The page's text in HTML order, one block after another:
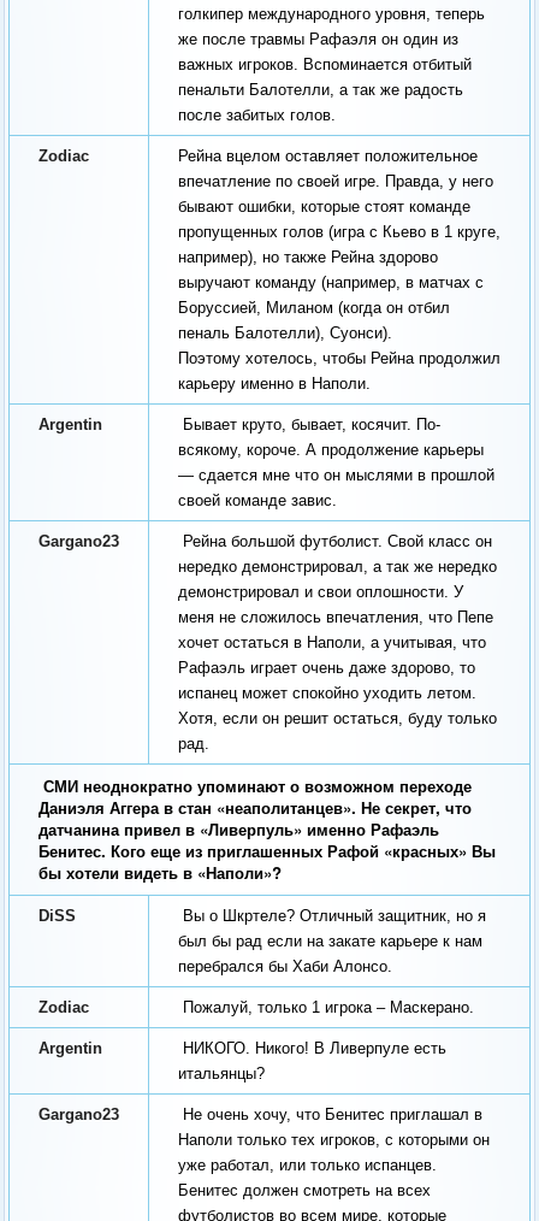
голкипер международного уровня, теперь
же после травмы Рафаэля он один из
важных игроков. Вспоминается отбитый
пенальти Балотелли, а так же радость
после забитых голов.
Zodiac
Рейна вцелом оставляет положительное
впечатление по своей игре. Правда, у него
бывают ошибки, которые стоят команде
пропущенных голов (игра с Кьево в 1 круге,
например), но также Рейна здорово
выручают команду (например, в матчах с
Боруссией, Миланом (когда он отбил
пеналь Балотелли), Суонси).
Поэтому хотелось, чтобы Рейна продолжил
карьеру именно в Наполи.
Argentin
Бывает круто, бывает, косячит. По-
всякому, короче. А продолжение карьеры
— сдается мне что он мыслями в прошлой
своей команде завис.
Gargano23
Рейна большой футболист. Свой класс он
нередко демонстрировал, а так же нередко
демонстрировал и свои оплошности. У
меня не сложилось впечатления, что Пепе
хочет остаться в Наполи, а учитывая, что
Рафаэль играет очень даже здорово, то
испанец может спокойно уходить летом.
Хотя, если он решит остаться, буду только
рад.
СМИ неоднократно упоминают о возможном переходе
Даниэля Аггера в стан «неаполитанцев». Не секрет, что
датчанина привел в «Ливерпуль» именно Рафаэль
Бенитес. Кого еще из приглашенных Рафой «красных» Вы
бы хотели видеть в «Наполи»?
DiSS
Вы о Шкртеле? Отличный защитник, но я
был бы рад если на закате карьере к нам
перебрался бы Хаби Алонсо.
Zodiac Пожалуй, только 1 игрока – Маскерано.
Argentin
НИКОГО. Никого! В Ливерпуле есть
итальянцы?
Gargano23
Не очень хочу, что Бенитес приглашал в
Наполи только тех игроков, с которыми он
уже работал, или только испанцев.
Бенитес должен смотреть на всех
футболистов во всем мире, которые